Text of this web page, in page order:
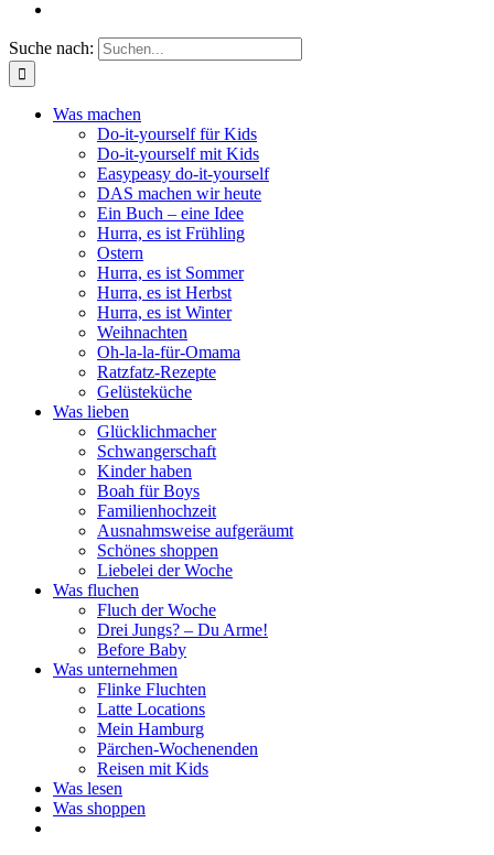
Suche nach:
Was machen
Do-it-yourself für Kids
Do-it-yourself mit Kids
Easypeasy do-it-yourself
DAS machen wir heute
Ein Buch – eine Idee
Hurra, es ist Frühling
Ostern
Hurra, es ist Sommer
Hurra, es ist Herbst
Hurra, es ist Winter
Weihnachten
Oh-la-la-für-Omama
Ratzfatz-Rezepte
Gelüsteküche
Was lieben
Glücklichmacher
Schwangerschaft
Kinder haben
Boah für Boys
Familienhochzeit
Ausnahmsweise aufgeräumt
Schönes shoppen
Liebelei der Woche
Was fluchen
Fluch der Woche
Drei Jungs? – Du Arme!
Before Baby
Was unternehmen
Flinke Fluchten
Latte Locations
Mein Hamburg
Pärchen-Wochenenden
Reisen mit Kids
Was lesen
Was shoppen